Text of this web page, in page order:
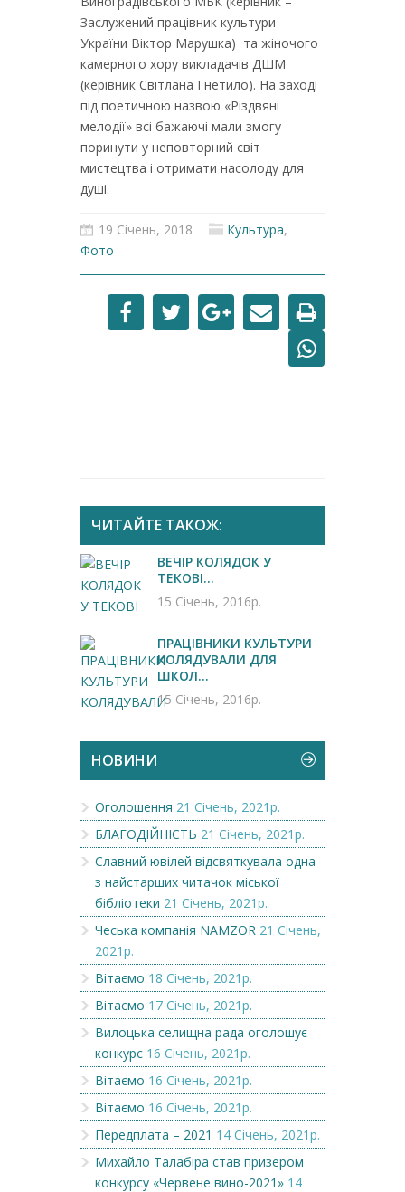
Заслужений працівник культури
України Віктор Марушка) та жіночого
камерного хору викладачів ДШМ
(керівник Світлана Гнетило). На заході
під поетичною назвою «Різдвяні
мелодії» всі бажаючі мали змогу
поринути у неповторний світ
мистецтва і отримати насолоду для
душі.
19 Січень, 2018 Культура,
Фото
ЧИТАЙТЕ ТАКОЖ:
ВЕЧІР КОЛЯДОК У
ТЕКОВІ...
15 Січень, 2016р.
ПРАЦІВНИКИ КУЛЬТУРИ
КОЛЯДУВАЛИ ДЛЯ
ШКОЛ...
15 Січень, 2016р.
НОВИНИ
Оголошення 21 Січень, 2021р.
БЛАГОДІЙНІСТЬ 21 Січень, 2021р.
Славний ювілей відсвяткувала одна
з найстарших читачок міської
бібліотеки 21 Січень, 2021р.
Чеська компанія NAMZOR 21 Січень,
2021р.
Вітаємо 18 Січень, 2021р.
Вітаємо 17 Січень, 2021р.
Вилоцька селищна рада оголошує
конкурс 16 Січень, 2021р.
Вітаємо 16 Січень, 2021р.
Вітаємо 16 Січень, 2021р.
Передплата – 2021 14 Січень, 2021р.
Михайло Талабіра став призером
конкурсу «Червене вино-2021» 14